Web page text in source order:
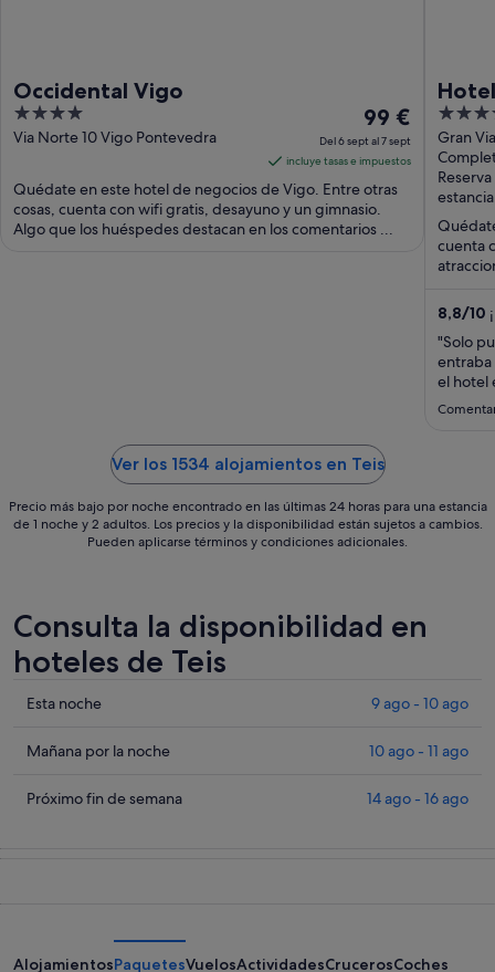
Occidental Vigo
4
out
5
Via Norte 10 Vigo Pontevedra
El
precio
es
de
99 €
por
99 €
Del 6 sept al 7 sept
incluye tasas e impuestos
Quédate en este hotel de negocios de Vigo. Entre otras
cosas, cuenta con wifi gratis, desayuno y un gimnasio.
Algo que los huéspedes destacan en los comentarios ...
4
out
of
5
Gran
estancia
cuenta
8,8/10
"Solo
entraba
el hotel
Ver los 1534 alojamientos en Teis
Precio más bajo por noche encontrado en las últimas 24 horas para una estancia
de 1 noche y 2 adultos. Los precios y la disponibilidad están sujetos a cambios.
Pueden aplicarse términos y condiciones adicionales.
Consulta la disponibilidad en
hoteles de Teis
Comprueba
precios
Teis
10
Esta noche 9 ago - 10 ago
Comprueba
precios
noche,
Mañana por la noche 10 ago - 11 ago
Comprueba
próximo
Próximo fin de semana 14 ago - 16 ago
AlojamientosPaquetesVuelosActividadesCrucerosCoches